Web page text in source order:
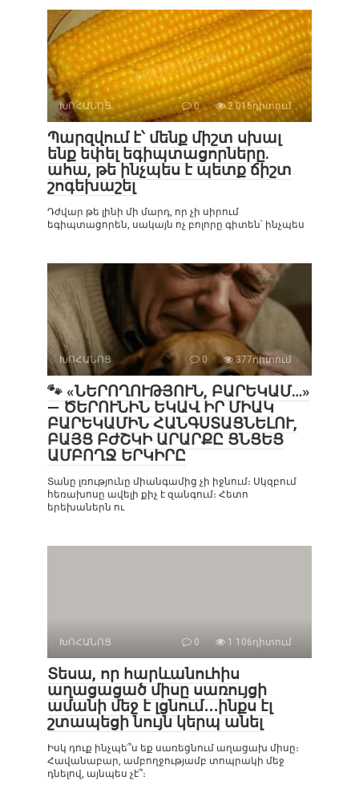
ԽՈՀԱՆՈՑ 0 2 016դիտում
Պարզվում է՝ մենք միշտ սխալ
ենք եփել եգիպտացորները.
ահա, թե ինչպես է պետք ճիշտ
շոգեխաշել
Դժվար թե լինի մի մարդ, որ չի սիրում
եգիպտացորեն, սակայն ոչ բոլորը գիտեն՝ ինչպես
ԽՈՀԱՆՈՑ 0 377դիտում
🐾 «ՆԵՐՈՂՈՒԹՅՈՒՆ, ԲԱՐԵԿԱՄ…»
— ԾԵՐՈՒՆԻՆ ԵԿԱՎ ԻՐ ՄԻԱԿ
ԲԱՐԵԿԱՄԻՆ ՀԱՆԳՍՏԱՑՆԵԼՈՒ,
ԲԱՅՑ ԲԺՇԿԻ ԱՐԱՐՔԸ ՑՆՑԵՑ
ԱՄԲՈՂՋ ԵՐԿԻՐԸ
Տանը լռությունը միանգամից չի իջնում։ Սկզբում
հեռախոսը ավելի քիչ է զանգում։ Հետո
երեխաներն ու
ԽՈՀԱՆՈՑ 0 1 106դիտում
Տեսա, որ հարևանուհիս
աղացացած միսը սառույցի
ամանի մեջ է լցնում․․․ինքս էլ
շտապեցի նույն կերպ անել
Իսկ դուք ինչպե՞ս եք սառեցնում աղացախ միսը։
Հավանաբար, ամբողջությամբ տոպրակի մեջ
դնելով, այնպես չէ՞։